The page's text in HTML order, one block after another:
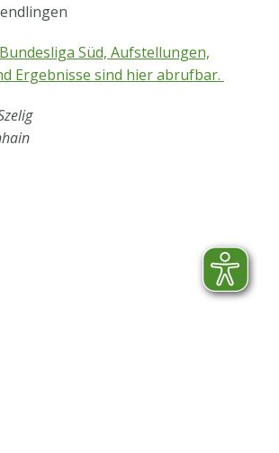
Süd, Aufstellungen,
Ergebnisse sind hier abrufbar.